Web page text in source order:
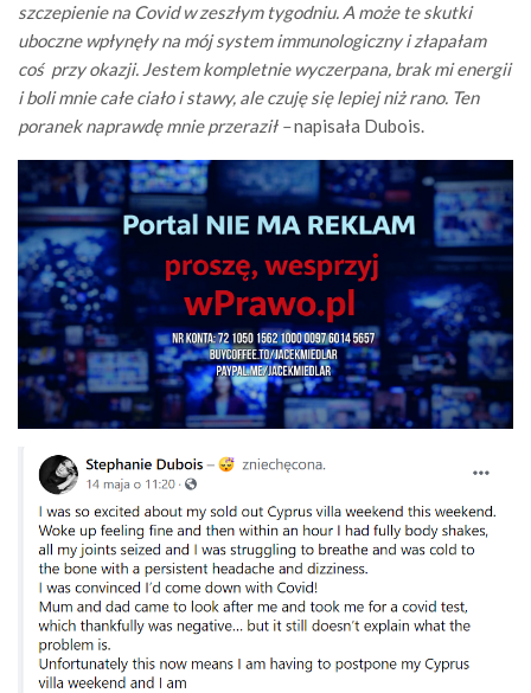
szczepienie na Covid w zeszłym tygodniu. A może te skutki
uboczne wpłynęły na mój system immunologiczny i złapałam
coś przy okazji. Jestem kompletnie wyczerpana, brak mi energii
i boli mnie całe ciało i stawy, ale czuję się lepiej niż rano. Ten
poranek naprawdę mnie przeraził –napisała Dubois.